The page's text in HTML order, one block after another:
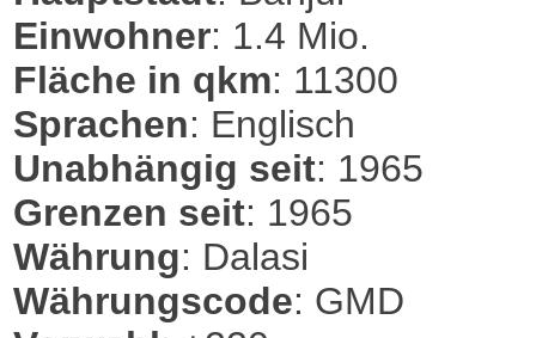
Einwohner: 1.4 Mio.
Fläche in qkm: 11300
Sprachen: Englisch
Unabhängig seit: 1965
Grenzen seit: 1965
Währung: Dalasi
Währungscode: GMD